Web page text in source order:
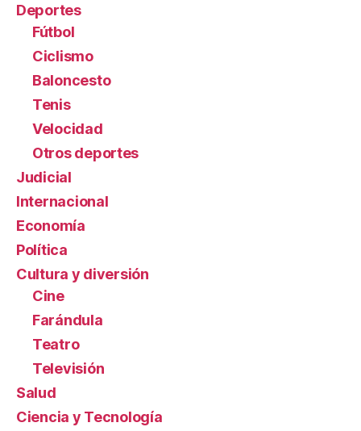
Deportes
Fútbol
Ciclismo
Baloncesto
Tenis
Velocidad
Otros deportes
Judicial
Internacional
Economía
Política
Cultura y diversión
Cine
Farándula
Teatro
Televisión
Salud
Ciencia y Tecnología